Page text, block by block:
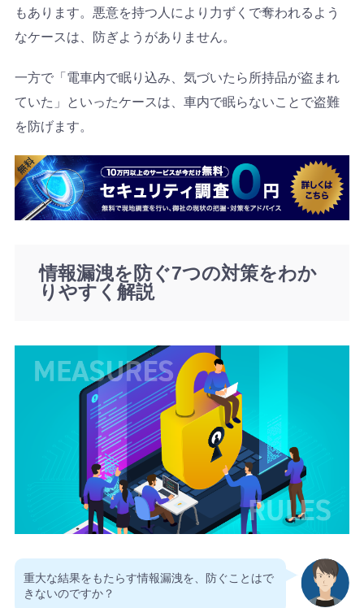
もあります。悪意を持つ人により力ずくで奪われるよう
なケースは、防ぎようがありません。
一方で「電車内で眠り込み、気づいたら所持品が盗まれ
ていた」といったケースは、車内で眠らないことで盗難
を防げます。
情報漏洩を防ぐ7つの対策をわか
りやすく解説
重大な結果をもたらす情報漏洩を、防ぐことはで
きないのですか？